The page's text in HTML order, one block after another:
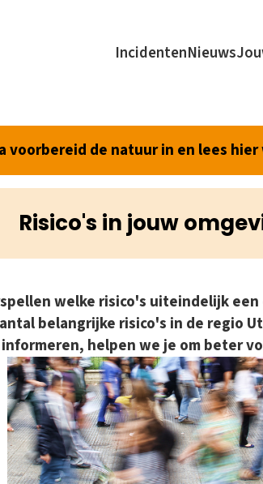
IncidentenNieuws
voorbereid de natuur in en lees
Risico's in jouw
welke risico's uiteindelijk
belangrijke risico's in de regio
helpen we je om beter